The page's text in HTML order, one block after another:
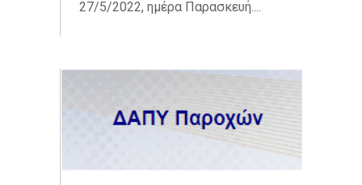
27/5/2022, ημέρα Παρασκευή....